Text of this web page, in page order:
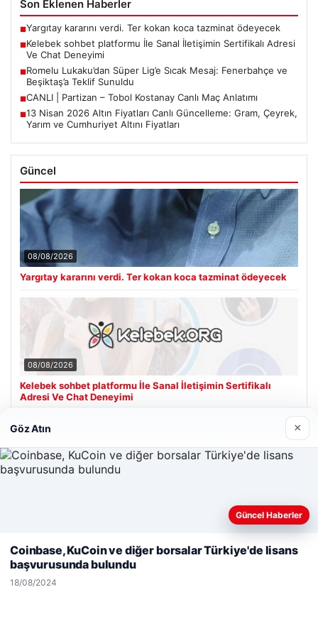
Son Eklenen Haberler
■Yargıtay kararını verdi. Ter kokan koca tazminat ödeyecek
■Kelebek sohbet platformu İle Sanal İletişimin Sertifikalı Adresi
Ve Chat Deneyimi
■Romelu Lukaku’dan Süper Lig’e Sıcak Mesaj: Fenerbahçe ve
Beşiktaş’a Teklif Sunuldu
■CANLI | Partizan – Tobol Kostanay Canlı Maç Anlatımı
■13 Nisan 2026 Altın Fiyatları Canlı Güncelleme: Gram, Çeyrek,
Yarım ve Cumhuriyet Altını Fiyatları
Güncel
08/08/2026
Yargıtay kararını verdi. Ter kokan koca tazminat ödeyecek
08/08/2026
Kelebek sohbet platformu İle Sanal İletişimin Sertifikalı
Adresi Ve Chat Deneyimi
Son Eklenen Firmalar
Web sitemizi nasıl kullandığınızı daha iyi anlayabilmek,
kullanıyoruz.Çerez Politikamız
Reddet
Göz Atın ×
Güncel Haberler
Coinbase, KuCoin ve diğer borsalar Türkiye'de lisans
başvurusunda bulundu
18/08/2024